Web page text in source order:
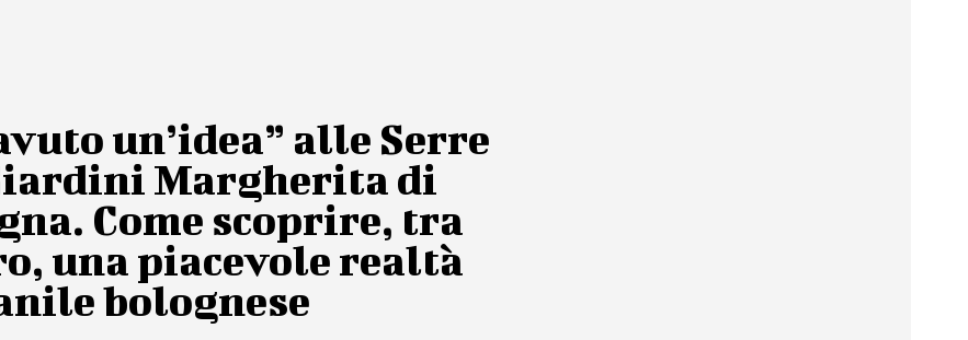
un’idea” alle Serre
Margherita di
Come scoprire, tra
una piacevole realtà
bolognese